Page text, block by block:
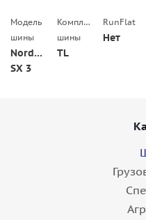
Модель
шины
Nordman
SX 3
Комплектация
шины
TL
RunFlat
Нет